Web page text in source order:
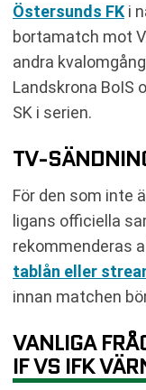
Östersunds FK i
bortamatch mot
andra
Landskrona BoIS
SK i serien.
TV-
För den som inte
ligans officiella
rekommenderas
tablån eller
innan matchen
VANLIGA
IF VS IFK